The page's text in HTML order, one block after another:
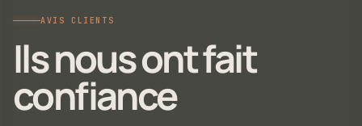
AVIS CLIENTS
Ils nous ont fait
confiance